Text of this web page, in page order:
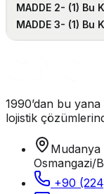
MADDE 2- (1) Bu
MADDE 3- (1) Bu
1990’dan bu
lojistik
Mudanya
Osmangazi/
+90